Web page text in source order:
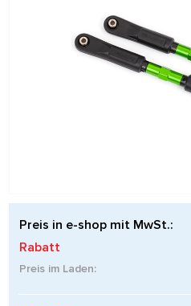
Preis in e-shop mit MwSt.:
Rabatt
Preis im Laden: